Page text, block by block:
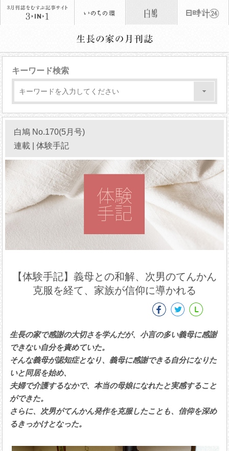
キーワード検索
白鳩 No.170(5月号)
連載 | 体験手記
【体験手記】義母との和解、次男のてんかん
克服を経て、家族が信仰に導かれる
生長の家で感謝の大切さを学んだが、小言の多い義母に感謝
できない自分を責めていた。
そんな義母が認知症となり、義母に感謝できる自分になりた
いと同居を始め、
夫婦で介護するなかで、本当の母娘になれたと実感すること
ができた。
さらに、次男がてんかん発作を克服したことも、信仰を深め
るきっかけとなった。